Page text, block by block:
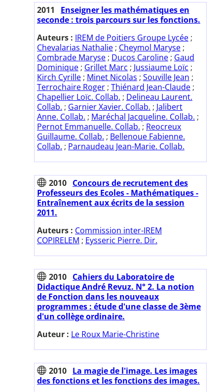
2011
Enseigner les mathématiques en
seconde : trois parcours sur les fonctions.
Auteurs : IREM de Poitiers Groupe Lycée ;
Chevalarias Nathalie ; Cheymol Maryse ;
Combrade Maryse ; Ducos Caroline ; Gaud
Dominique ; Grillet Marc ; Jussiaume Loïc ;
Kirch Cyrille ; Minet Nicolas ; Souville Jean ;
Terrochaire Roger ; Thiénard Jean-Claude ;
Chapellier Loïc. Collab. ; Delineau Laurent.
Collab. ; Garnier Xavier. Collab. ; Jalibert
Anne. Collab. ; Maréchal Jacqueline. Collab. ;
Pernot Emmanuelle. Collab. ; Reocreux
Guillaume. Collab. ; Bellenoue Fabienne.
Collab. ; Parnaudeau Jean-Marie. Collab.
2010 Concours de recrutement des
Professeurs des Ecoles - Mathématiques -
Entraînement aux écrits de la session
2011.
Auteurs : Commission inter-IREM
COPIRELEM ; Eysseric Pierre. Dir.
2010 Cahiers du Laboratoire de
Didactique André Revuz. N° 2. La notion
de Fonction dans les nouveaux
programmes : étude d'une classe de 3ème
d'un collège ordinaire.
Auteur : Le Roux Marie-Christine
2010 La magie de l'image. Les images
des fonctions et les fonctions des images.